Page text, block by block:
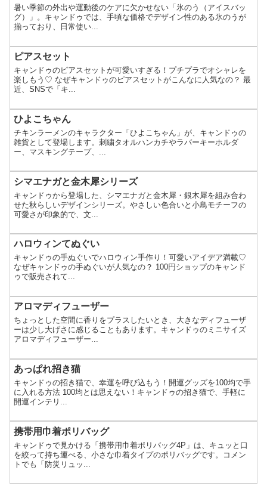
暑い季節の外出や運動後のケアに欠かせない「氷のう（アイスバッ
グ）」。キャンドゥでは、手頃な価格でデザイン性のある氷のうが
揃っており、日常使い...
ピアスセット
キャンドゥのピアスセットが可愛いすぎる！プチプラでオシャレを
楽しもう♡ なぜキャンドゥのピアスセットがこんなに人気なの？ 最
近、SNSで「キ...
ひよこちゃん
チキンラーメンのキャラクター「ひよこちゃん」が、キャンドゥの
雑貨として登場します。刺繍タオルハンカチやラバーキーホルダ
ー、マスキングテープ、...
シマエナガと金木犀シリーズ
キャンドゥから登場した、シマエナガと金木犀・銀木犀を組み合わ
せた秋らしいデザインシリーズ。やさしい色合いと小鳥モチーフの
可愛さが印象的で、文...
ハロウィンてぬぐい
キャンドゥの手ぬぐいでハロウィン手作り！可愛いアイデア満載♡
なぜキャンドゥの手ぬぐいが人気なの？ 100円ショップのキャンド
ゥで販売されて...
アロマディフューザー
ちょっとした空間に香りをプラスしたいとき、大きなディフューザ
ーは少し大げさに感じることもあります。キャンドゥのミニサイズ
アロマディフューザー...
あっぱれ招き猫
キャンドゥの招き猫で、幸運を呼び込もう！開運グッズを100均で手
に入れる方法 100均とは思えない！キャンドゥの招き猫で、手軽に
開運インテリ...
携帯用巾着ポリバッグ
キャンドゥで見かける「携帯用巾着ポリバッグ4P」は、キュッと口
を絞って持ち運べる、小さな巾着タイプのポリバッグです。コメン
トでも「防災リュッ...